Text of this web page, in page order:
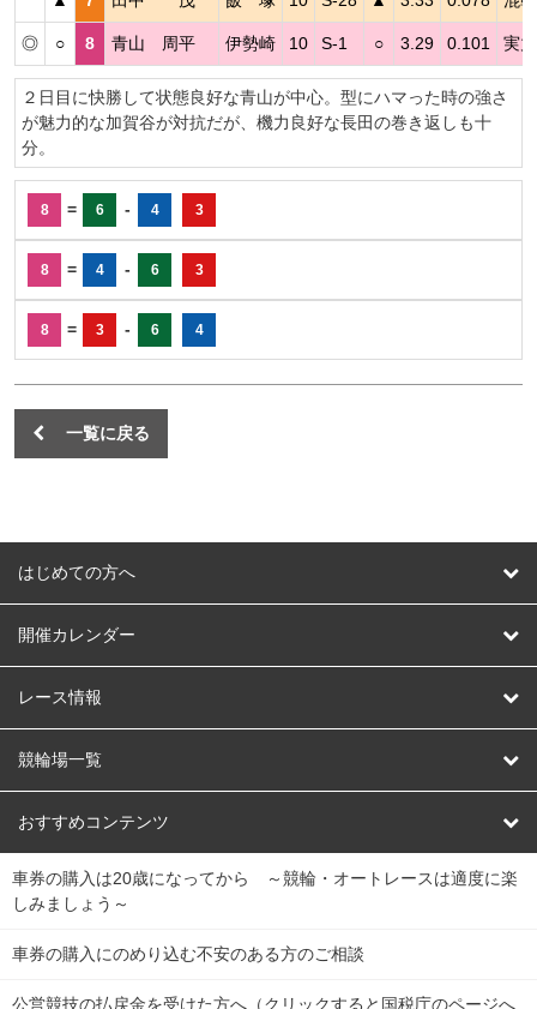
◎ ○ 8 青山 周平 伊勢崎 10 S-1 ○ 3.29 0.101 実
２日目に快勝して状態良好な青山が中心。型にハマった時の強さ
が魅力的な加賀谷が対抗だが、機力良好な長田の巻き返しも十
分。
8 = 6 - 4 3
8 = 4 - 6 3
8 = 3 - 6 4
一覧に戻る
はじめての方へ
はじめての方へ
開催カレンダー
競輪
オートレース
競輪くじ
Dokanto!
チャリロトプラザ
レース情報
レース予想
レース結果
キャリーオーバー一覧
競輪場一覧
北日本 函館競輪場
関
東
弥彦競輪場 前橋競輪場 取手競輪場 宇都宮競輪場
おすすめコンテンツ
競輪選手情報
Perfecta Navi
車券の購入は20歳になってから ～競輪・オートレースは適度に楽
しみましょう～
車券の購入にのめり込む不安のある方のご相談
公営競技の払戻金を受けた方へ（クリックすると国税庁のページへ